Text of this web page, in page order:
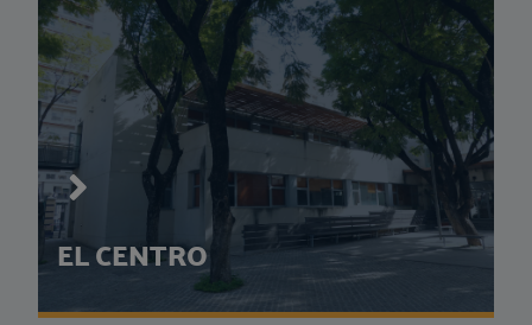
OFERTA EDUCATIVA
Consulta todos los planes educativos de nuestro centro...
VER OFERTA EDUCATIVA
EL CENTRO